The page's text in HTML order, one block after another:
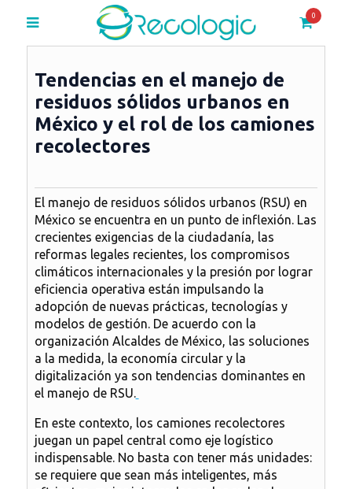
0
Tendencias en el manejo de
residuos sólidos urbanos en
México y el rol de los camiones
recolectores
El manejo de residuos sólidos urbanos (RSU) en
México se encuentra en un punto de inflexión. Las
crecientes exigencias de la ciudadanía, las
reformas legales recientes, los compromisos
climáticos internacionales y la presión por lograr
eficiencia operativa están impulsando la
adopción de nuevas prácticas, tecnologías y
modelos de gestión. De acuerdo con la
organización Alcaldes de México, las soluciones
a la medida, la economía circular y la
digitalización ya son tendencias dominantes en
el manejo de RSU.
En este contexto, los camiones recolectores
juegan un papel central como eje logístico
indispensable. No basta con tener más unidades:
se requiere que sean más inteligentes, más